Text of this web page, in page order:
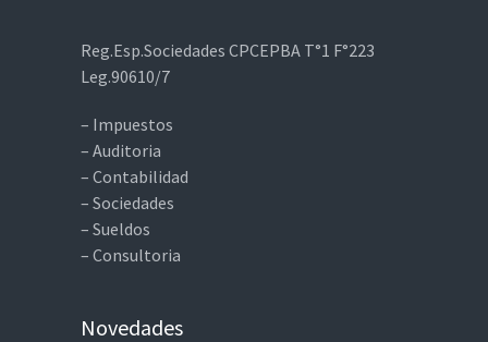
Reg.Esp.Sociedades CPCEPBA T°1 F°223
Leg.90610/7
– Impuestos
– Auditoria
– Contabilidad
– Sociedades
– Sueldos
– Consultoria
Novedades